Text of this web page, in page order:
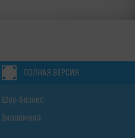
ПОЛНАЯ ВЕРСИЯ
Шоу-бизнес
Экономика